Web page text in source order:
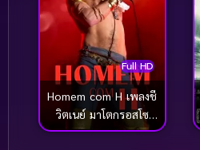
Full HD
Homem com H เพลงชี
วิตเนย์ มาโตกรอสโซ
(2025)